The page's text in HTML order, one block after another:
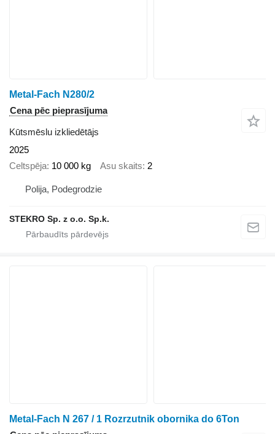
Metal-Fach N280/2
Cena pēc pieprasījuma
Kūtsmēslu izkliedētājs
2025
Celtspēja 10 000 kg Asu skaits 2
Polija, Podegrodzie
STEKRO Sp. z o.o. Sp.k.
Metal-Fach N 267 / 1 Rozrzutnik obornika do 6Ton